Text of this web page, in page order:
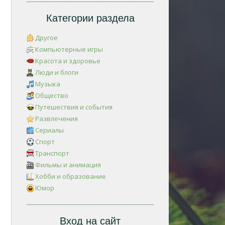
Категории раздела
Другое
Компьютерные игры
Красота и здоровье
Люди и блоги
Музыка
Общество
Путешествия и события
Развлечения
Сериалы
Спорт
Транспорт
Фильмы и анимация
Хобби и образование
Юмор
Вход на сайт